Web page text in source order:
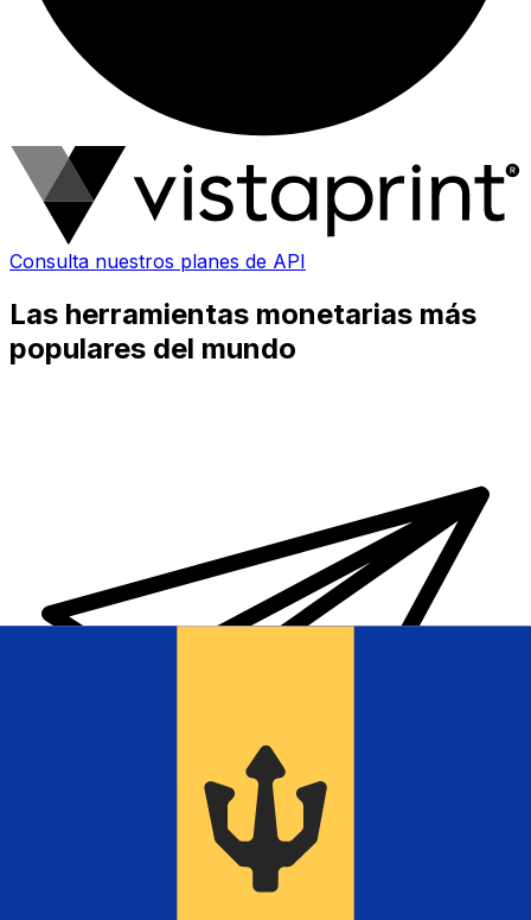
Consulta nuestros planes de API
Las herramientas monetarias más
populares del mundo